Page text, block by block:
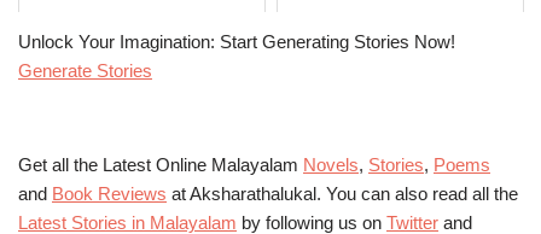
Unlock Your Imagination: Start Generating Stories Now!
Generate Stories
Get all the Latest Online Malayalam Novels, Stories, Poems
and Book Reviews at Aksharathalukal. You can also read all the
Latest Stories in Malayalam by following us on Twitter and